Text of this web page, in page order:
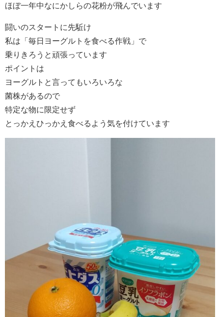
ほぼ一年中なにかしらの花粉が飛んでいます
闘いのスタートに先駈け
私は「毎日ヨーグルトを食べる作戦」で
乗りきろうと頑張っています
ポイントは
ヨーグルトと言ってもいろいろな
菌株があるので
特定な物に限定せず
とっかえひっかえ食べるよう気を付けています